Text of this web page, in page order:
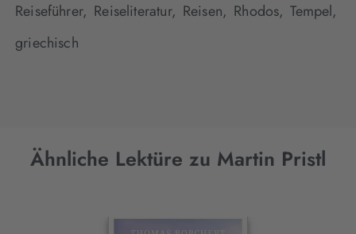
Reiseführer, Reiseliteratur, Reisen, Rhodos, Tempel,
griechisch
Ähnliche Lektüre zu Martin Pristl